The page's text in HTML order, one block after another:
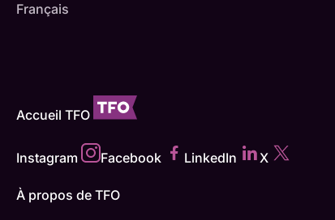
Français
Accueil TFO
Instagram Facebook LinkedIn X
À propos de TFO